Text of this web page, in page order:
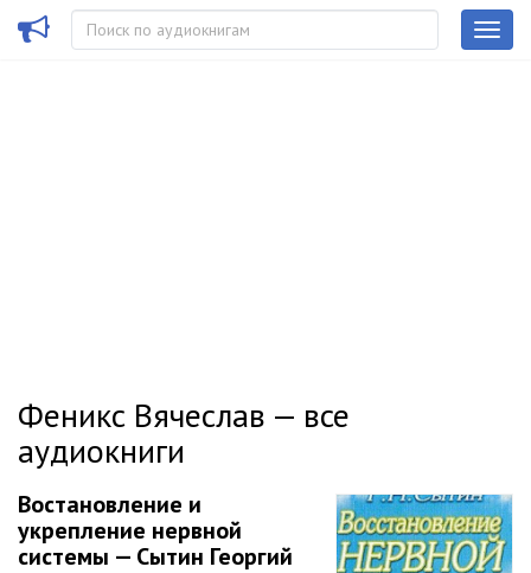
Феникс Вячеслав — все
аудиокниги
Востановление и
укрепление нервной
системы — Сытин Георгий